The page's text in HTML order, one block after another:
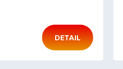
DETAIL